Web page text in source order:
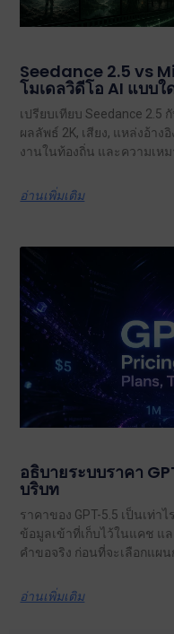
Seedance 2.5 vs
โมเดลวิดีโอ AI แบบใ
เปรียบเทียบ Seedance 2.5
ผลลัพธ์ 2K, เสียง, แหล่งอ้าง
งานในท้องถิ่น และความเ
อ่านเพิ่มเติม
อธิบายระบบราคา
บริบท
ราคาของ GPT-5.5 เป็นเท่า
ข้อมูลเข้าที่เก็บไว้ในแคช
คำขอจริง ก่อนที่จะเลือกแผน
อ่านเพิ่มเติม